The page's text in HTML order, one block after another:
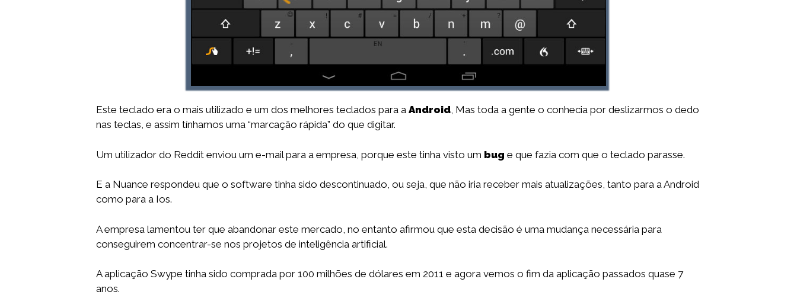
Este teclado era o mais utilizado e um dos melhores teclados para a Android, Mas toda a gente o conhecia por deslizarmos o dedo
nas teclas, e assim tínhamos uma “marcação rápida” do que digitar.
Um utilizador do Reddit enviou um e-mail para a empresa, porque este tinha visto um bug e que fazia com que o teclado parasse.
E a Nuance respondeu que o software tinha sido descontinuado, ou seja, que não iria receber mais atualizações, tanto para a Android
como para a Ios.
A empresa lamentou ter que abandonar este mercado, no entanto afirmou que esta decisão é uma mudança necessária para
conseguirem concentrar-se nos projetos de inteligência artificial.
A aplicação Swype tinha sido comprada por 100 milhões de dólares em 2011 e agora vemos o fim da aplicação passados quase 7
anos.